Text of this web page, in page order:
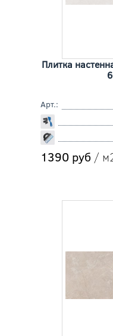
Плитка
Арт.:
1390 руб /